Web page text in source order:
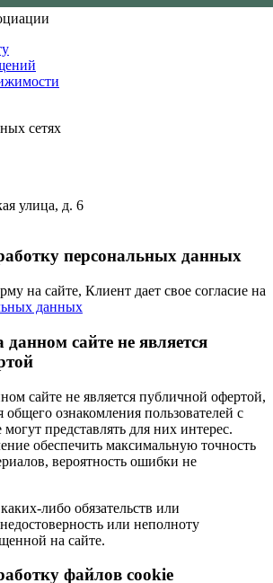
сетях
улица, д. 6
персональных данных
на сайте, Клиент дает свое согласие на
данных
сайте не является
сайте не является публичной офертой,
общего ознакомления пользователей с
представлять для них интерес.
обеспечить максимальную точность
вероятность ошибки не
либо обязательств или
или неполноту
на сайте.
файлов cookie